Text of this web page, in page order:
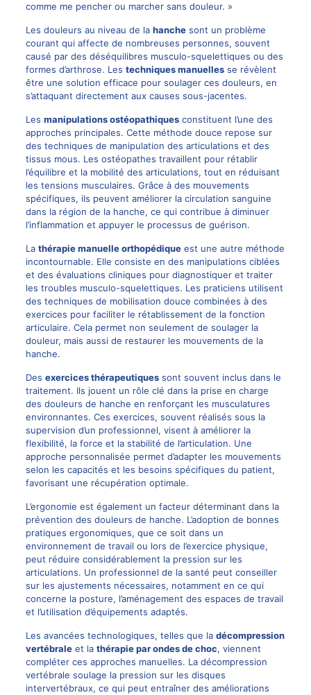
comme me pencher ou marcher sans douleur. »
Les douleurs au niveau de la hanchesont un problème
courant qui affecte de nombreuses personnes, souvent
causé par des déséquilibres musculo-squelettiques ou des
formes d’arthrose. Les techniques manuellesse révèlent
être une solution efficace pour soulager ces douleurs, en
s’attaquant directement aux causes sous-jacentes.
Les manipulations ostéopathiquesconstituent l’une des
approches principales. Cette méthode douce repose sur
des techniques de manipulation des articulations et des
tissus mous. Les ostéopathes travaillent pour rétablir
l’équilibre et la mobilité des articulations, tout en réduisant
les tensions musculaires. Grâce à des mouvements
spécifiques, ils peuvent améliorer la circulation sanguine
dans la région de la hanche, ce qui contribue à diminuer
l’inflammation et appuyer le processus de guérison.
La thérapie manuelle orthopédiqueest une autre méthode
incontournable. Elle consiste en des manipulations ciblées
et des évaluations cliniques pour diagnostiquer et traiter
les troubles musculo-squelettiques. Les praticiens utilisent
des techniques de mobilisation douce combinées à des
exercices pour faciliter le rétablissement de la fonction
articulaire. Cela permet non seulement de soulager la
douleur, mais aussi de restaurer les mouvements de la
hanche.
Des exercices thérapeutiquessont souvent inclus dans le
traitement. Ils jouent un rôle clé dans la prise en charge
des douleurs de hanche en renforçant les musculatures
environnantes. Ces exercices, souvent réalisés sous la
supervision d’un professionnel, visent à améliorer la
flexibilité, la force et la stabilité de l’articulation. Une
approche personnalisée permet d’adapter les mouvements
selon les capacités et les besoins spécifiques du patient,
favorisant une récupération optimale.
L’ergonomie est également un facteur déterminant dans la
prévention des douleurs de hanche. L’adoption de bonnes
pratiques ergonomiques, que ce soit dans un
environnement de travail ou lors de l’exercice physique,
peut réduire considérablement la pression sur les
articulations. Un professionnel de la santé peut conseiller
sur les ajustements nécessaires, notamment en ce qui
concerne la posture, l’aménagement des espaces de travail
et l’utilisation d’équipements adaptés.
Les avancées technologiques, telles que la décompression
vertébraleet la thérapie par ondes de choc, viennent
compléter ces approches manuelles. La décompression
vertébrale soulage la pression sur les disques
intervertébraux, ce qui peut entraîner des améliorations